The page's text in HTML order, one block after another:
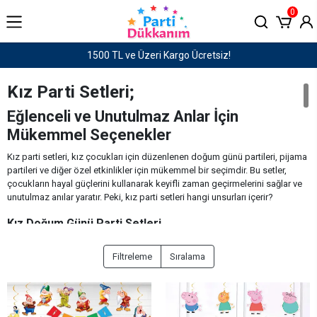
Kargo Ücretsiz! Haftaiçi saat 15:00'e kadar
0
Kız Parti Setleri;
Eğlenceli ve Unutulmaz Anlar İçin
Mükemmel Seçenekler
Kız parti setleri, kız çocukları için düzenlenen doğum günü partileri, pijama
partileri ve diğer özel etkinlikler için mükemmel bir seçimdir. Bu setler,
çocukların hayal güçlerini kullanarak keyifli zaman geçirmelerini sağlar ve
unutulmaz anılar yaratır. Peki, kız parti setleri hangi unsurları içerir?
Kız Doğum Günü Parti Setleri
Kız doğum günü parti setleri, farklı temalar ve konseptlerle tasarlanmıştır.
Prensesler, deniz kızları, unicornlar, barbie, deniz kızı, wednesday, peppa
katar. Bu temalar, çocukların favori karakterleriyle vakit geçirmelerine ve
hayal güçlerini geliştirmelerine yardımcı olur.
Filtreleme Sıralama